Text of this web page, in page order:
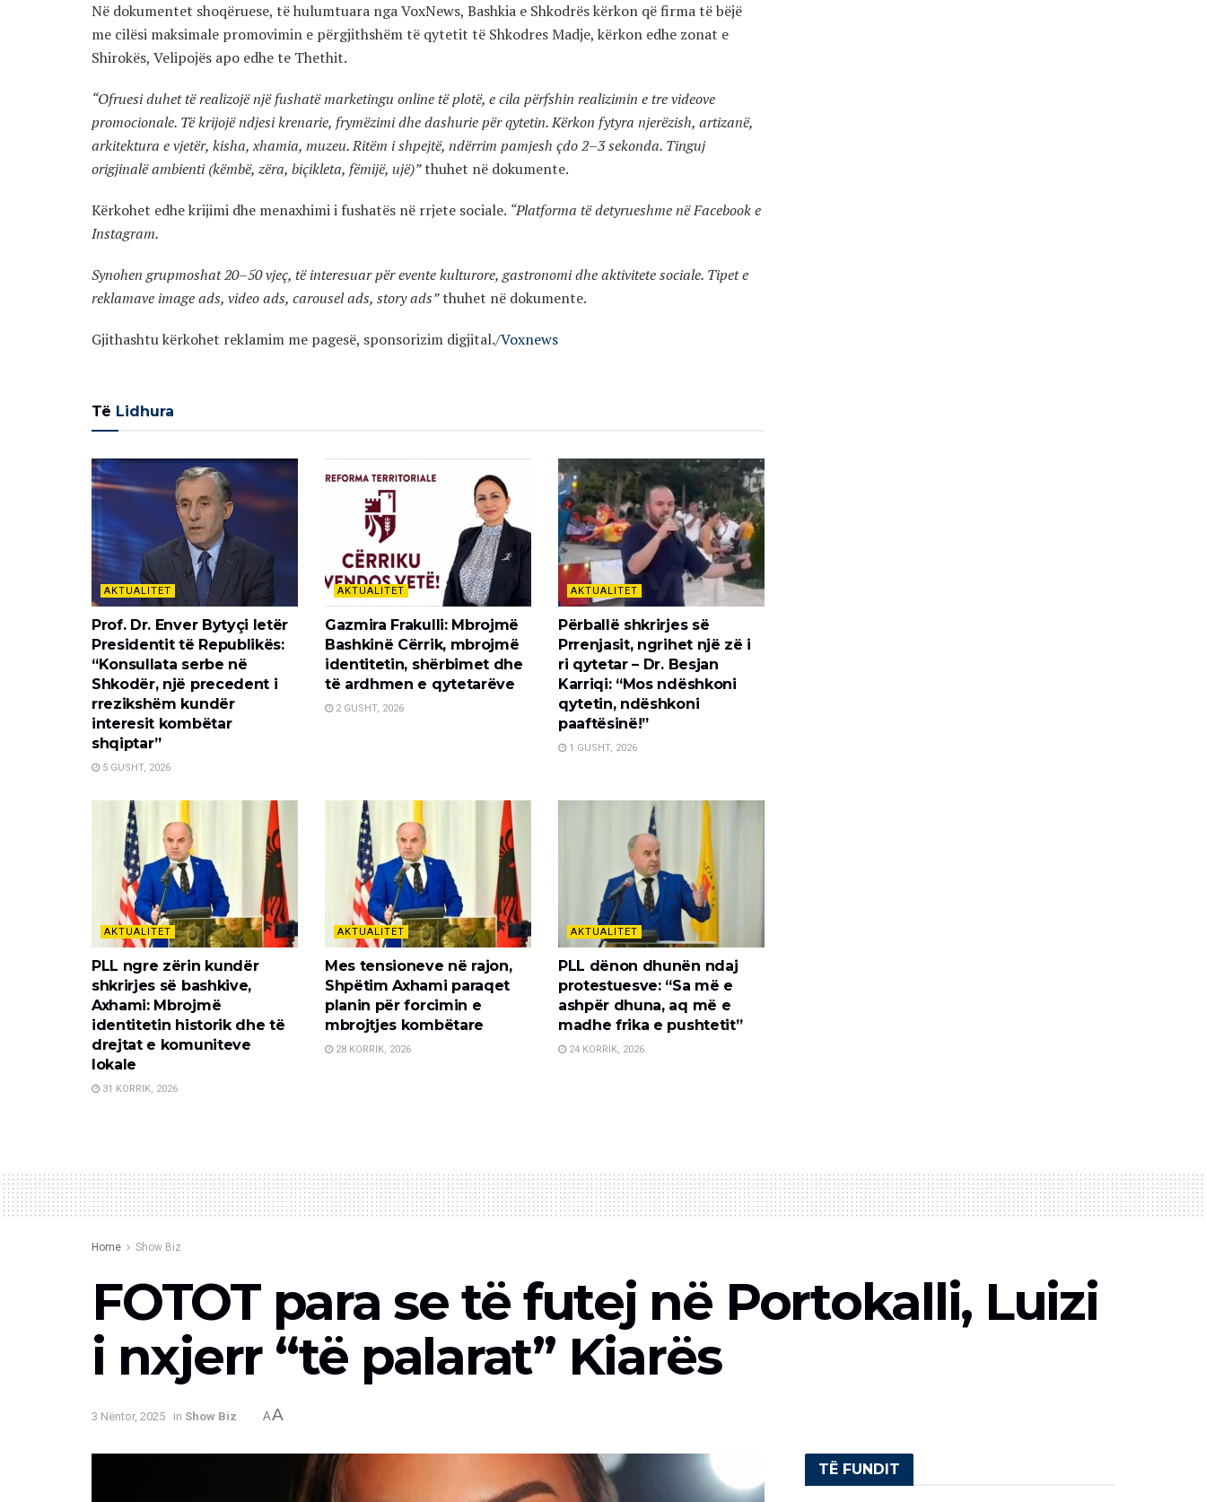
Në dokumentet shoqëruese, të hulumtuara nga VoxNews, Bashkia e Shkodrës kërkon që firma të bëjë
me cilësi maksimale promovimin e përgjithshëm të qytetit të Shkodres Madje, kërkon edhe zonat e
Shirokës, Velipojës apo edhe te Thethit.
“Ofruesi duhet të realizojë një fushatë marketingu online të plotë, e cila përfshin realizimin e tre videove
promocionale. Të krijojë ndjesi krenarie, frymëzimi dhe dashurie për qytetin. Kërkon fytyra njerëzish, artizanë,
arkitektura e vjetër, kisha, xhamia, muzeu. Ritëm i shpejtë, ndërrim pamjesh çdo 2–3 sekonda. Tinguj
origjinalë ambienti (këmbë, zëra, biçikleta, fëmijë, ujë)”thuhet në dokumente.
Kërkohet edhe krijimi dhe menaxhimi i fushatës në rrjete sociale. “Platforma të detyrueshme në Facebook e
Instagram.
Synohen grupmoshat 20–50 vjeç, të interesuar për evente kulturore, gastronomi dhe aktivitete sociale. Tipet e
reklamave image ads, video ads, carousel ads, story ads”thuhet në dokumente.
Gjithashtu kërkohet reklamim me pagesë, sponsorizim digjital./Voxnews
Të Lidhura
AKTUALITET
Prof. Dr. Enver Bytyçi letër
Presidentit të Republikës:
“Konsullata serbe në
Shkodër, një precedent i
rrezikshëm kundër
interesit kombëtar
shqiptar”
5 GUSHT, 2026
AKTUALITET
Gazmira Frakulli: Mbrojmë
Bashkinë Cërrik, mbrojmë
identitetin, shërbimet dhe
të ardhmen e qytetarëve
2 GUSHT, 2026
AKTUALITET
Përballë shkrirjes së
Prrenjasit, ngrihet një zë i
ri qytetar – Dr. Besjan
Karriqi: “Mos ndëshkoni
qytetin, ndëshkoni
paaftësinë!”
1 GUSHT, 2026
AKTUALITET
PLL ngre zërin kundër
shkrirjes së bashkive,
Axhami: Mbrojmë
identitetin historik dhe të
drejtat e komuniteve
lokale
31 KORRIK, 2026
AKTUALITET
Mes tensioneve në rajon,
Shpëtim Axhami paraqet
planin për forcimin e
mbrojtjes kombëtare
28 KORRIK, 2026
AKTUALITET
PLL dënon dhunën ndaj
protestuesve: “Sa më e
ashpër dhuna, aq më e
madhe frika e pushtetit”
24 KORRIK, 2026
Home Show Biz
FOTOT para se të futej në Portokalli, Luizi
i nxjerr “të palarat” Kiarës
3 Nëntor, 2025 in Show Biz AA
TË FUNDIT